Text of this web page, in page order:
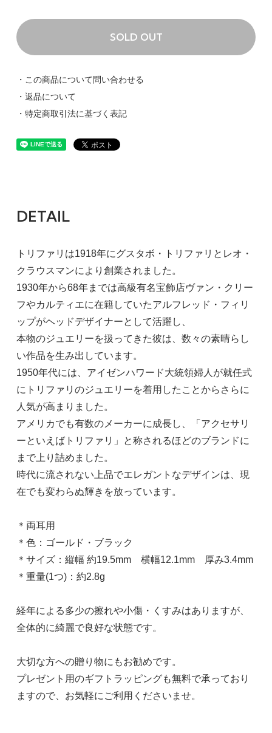
SOLD OUT
・この商品について問い合わせる
・返品について
・特定商取引法に基づく表記
DETAIL
トリファリは1918年にグスタボ・トリファリとレオ・
クラウスマンにより創業されました。
1930年から68年までは高級有名宝飾店ヴァン・クリー
フやカルティエに在籍していたアルフレッド・フィリ
ップがヘッドデザイナーとして活躍し、
本物のジュエリーを扱ってきた彼は、数々の素晴らし
い作品を生み出しています。
1950年代には、アイゼンハワード大統領婦人が就任式
にトリファリのジュエリーを着用したことからさらに
人気が高まりました。
アメリカでも有数のメーカーに成長し、「アクセサリ
ーといえばトリファリ」と称されるほどのブランドに
まで上り詰めました。
時代に流されない上品でエレガントなデザインは、現
在でも変わらぬ輝きを放っています。
＊両耳用
＊色：ゴールド・ブラック
＊サイズ：縦幅 約19.5mm 横幅12.1mm 厚み3.4mm
＊重量(1つ)：約2.8g
経年による多少の擦れや小傷・くすみはありますが、
全体的に綺麗で良好な状態です。
大切な方への贈り物にもお勧めです。
プレゼント用のギフトラッピングも無料で承っており
ますので、お気軽にご利用くださいませ。